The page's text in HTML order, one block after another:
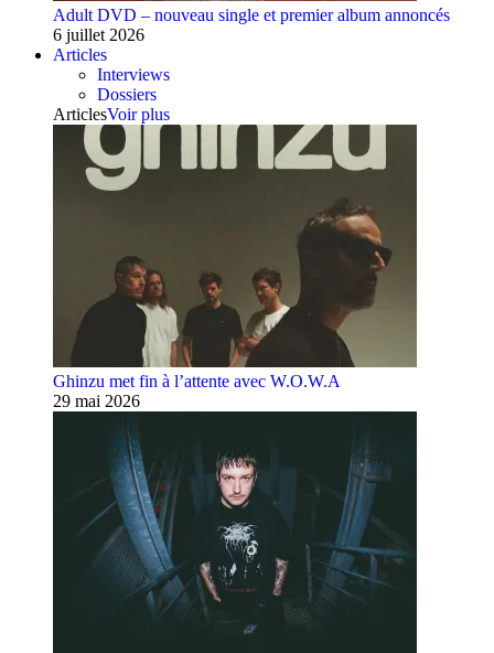
Adult DVD – nouveau single et premier album annoncés
6 juillet 2026
Articles
Interviews
Dossiers
ArticlesVoir plus
Ghinzu met fin à l’attente avec W.O.W.A
29 mai 2026